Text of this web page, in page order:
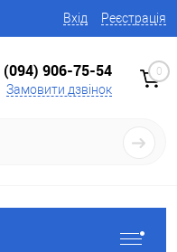
Вхід Реєстрація
(094) 906-75-54
Замовити дзвінок
0